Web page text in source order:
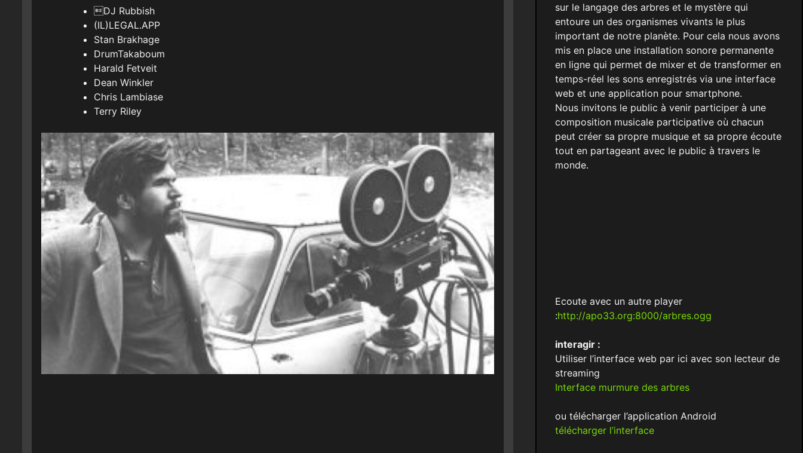
DJ Rubbish
(IL)LEGAL.APP
Stan Brakhage
DrumTakaboum
Harald Fetveit
Dean Winkler
Chris Lambiase
Terry Riley
sur le langage des arbres et le mystère qui
entoure un des organismes vivants le plus
important de notre planète. Pour cela nous avons
mis en place une installation sonore permanente
en ligne qui permet de mixer et de transformer en
temps-réel les sons enregistrés via une interface
web et une application pour smartphone.
Nous invitons le public à venir participer à une
composition musicale participative où chacun
peut créer sa propre musique et sa propre écoute
tout en partageant avec le public à travers le
monde.
Ecoute avec un autre player
:http://apo33.org:8000/arbres.ogg
interagir :
Utiliser l’interface web par ici avec son lecteur de
streaming
Interface murmure des arbres
ou télécharger l’application Android
télécharger l’interface